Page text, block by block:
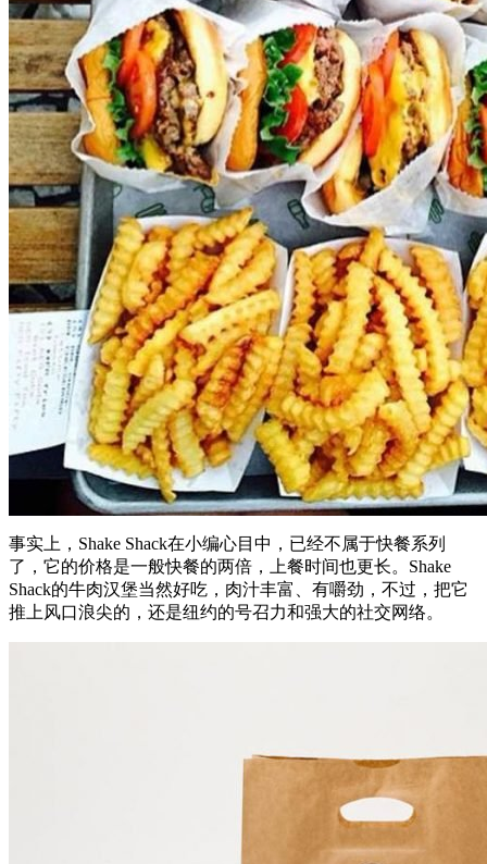
事实上，Shake Shack在小编心目中，已经不属于快餐系列
了，它的价格是一般快餐的两倍，上餐时间也更长。Shake
Shack的牛肉汉堡当然好吃，肉汁丰富、有嚼劲，不过，把它
推上风口浪尖的，还是纽约的号召力和强大的社交网络。